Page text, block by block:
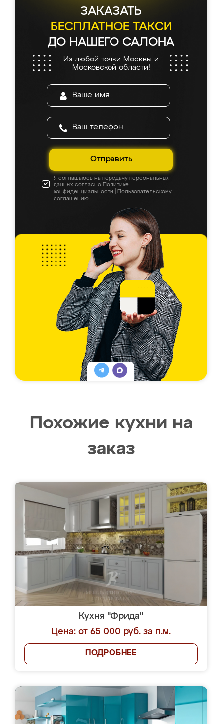
ЗАКАЗАТЬ
БЕСПЛАТНОЕ ТАКСИ
ДО НАШЕГО САЛОНА
Из любой точки Москвы и
Московской области!
Отправить
Я соглашаюсь на передачу персональных
данных согласно Политике
конфиденциальности
Пользовательскому
соглашению
Похожие кухни на
заказ
Кухня "Фрида"
Цена: от 65 000 руб. за п.м.
ПОДРОБНЕЕ